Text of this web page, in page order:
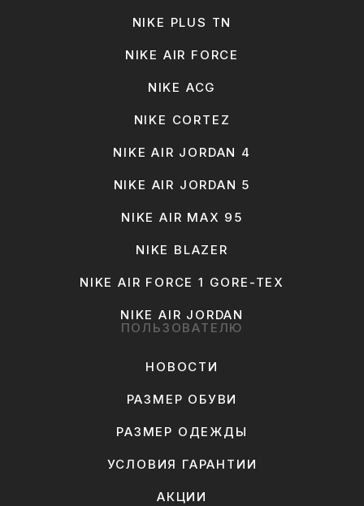
NIKE PLUS TN
NIKE AIR FORCE
NIKE ACG
NIKE CORTEZ
NIKE AIR JORDAN 4
NIKE AIR JORDAN 5
NIKE AIR MAX 95
NIKE BLAZER
NIKE AIR FORCE 1 GORE-TEX
NIKE AIR JORDAN
ПОЛЬЗОВАТЕЛЮ
НОВОСТИ
РАЗМЕР ОБУВИ
РАЗМЕР ОДЕЖДЫ
УСЛОВИЯ ГАРАНТИИ
АКЦИИ